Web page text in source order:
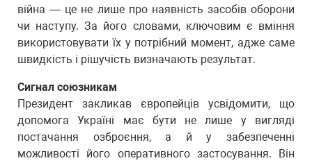
війна — це не лише про наявність засобів оборони
чи наступу. За його словами, ключовим є вміння
використовувати їх у потрібний момент, адже саме
швидкість і рішучість визначають результат.
Сигнал союзникам
Президент закликав європейців усвідомити, що
допомога Україні має бути не лише у вигляді
постачання озброєння, а й у забезпеченні
можливості його оперативного застосування. Він